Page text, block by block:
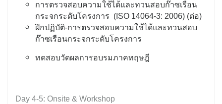
การตรวจสอบความใช้ได้และทวนสอบก๊าซเรือน
กระจกระดับโครงการ (ISO 14064-3: 2006) (ต่อ)
ฝึกปฏิบัติ-การตรวจสอบความใช้ได้และทวนสอบ
ก๊าซเรือนกระจกระดับโครงการ
ทดสอบวัดผลการอบรมภาคทฤษฎี
Day 4-5: Onsite & Workshop